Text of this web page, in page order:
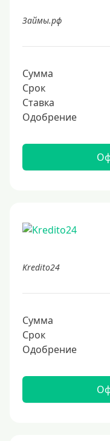
Займы.рф
Сумма
Срок
Ставка
Одобрение
Kredito24
Сумма
Срок
Одобрение